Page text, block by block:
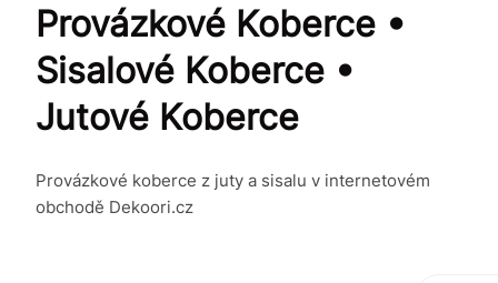
Provázkové Koberce •
Sisalové Koberce •
Jutové Koberce
Provázkové koberce z juty a sisalu v internetovém
obchodě Dekoori.cz